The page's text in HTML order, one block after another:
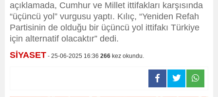
açıklamada, Cumhur ve Millet ittifakları karşısında
“üçüncü yol” vurgusu yaptı. Kılıç, “Yeniden Refah
Partisinin de olduğu bir üçüncü yol ittifakı Türkiye
için alternatif olacaktır” dedi.
SİYASET - 25-06-2025 16:36 266 kez okundu.